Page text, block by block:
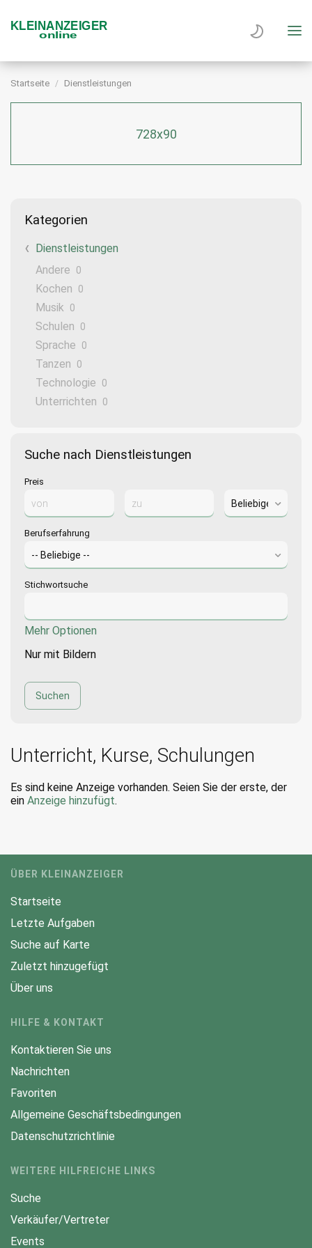
Startseite Dienstleistungen
728x90
Kategorien
Dienstleistungen
Andere
0
Kochen 0
Musik 0
Schulen 0
Sprache 0
Tanzen 0
Technologie 0
Unterrichten 0
Suche nach Dienstleistungen
Preis
Berufserfahrung
Stichwortsuche
Mehr Optionen
Nur mit Bildern
Unterricht, Kurse, Schulungen
Es sind keine Anzeige vorhanden. Seien Sie der erste, der
ein Anzeige hinzufügt.
ÜBER KLEINANZEIGER
Startseite
Letzte Aufgaben
Suche auf Karte
Zuletzt hinzugefügt
Über uns
HILFE & KONTAKT
Kontaktieren Sie uns
Nachrichten
Favoriten
Allgemeine Geschäftsbedingungen
Datenschutzrichtlinie
WEITERE HILFREICHE LINKS
Suche
Verkäufer/Vertreter
Events